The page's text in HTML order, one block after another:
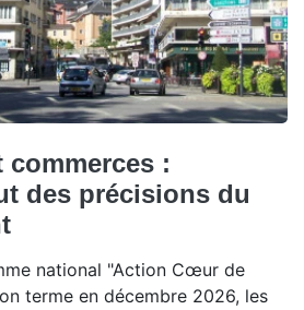
commerces :
des précisions du
national "Action Cœur de
terme en décembre 2026, les